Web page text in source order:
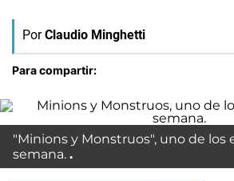
Por Claudio Minghetti
Para compartir:
"Minions y Monstruos", uno de los
semana.